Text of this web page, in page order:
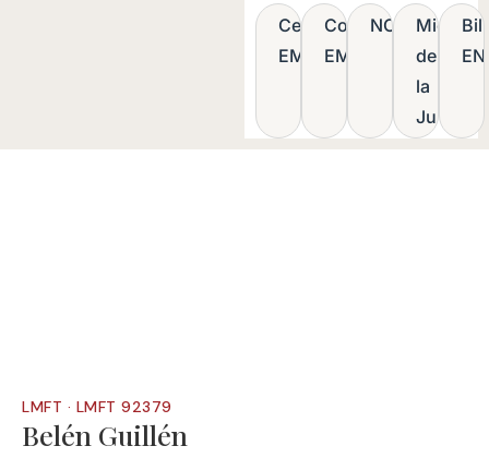
Certificado
EMDR
Consultora
EMDR
NCC
Miembro
de
la
Junta
LMFT · LMFT 92379
Belén Guillén